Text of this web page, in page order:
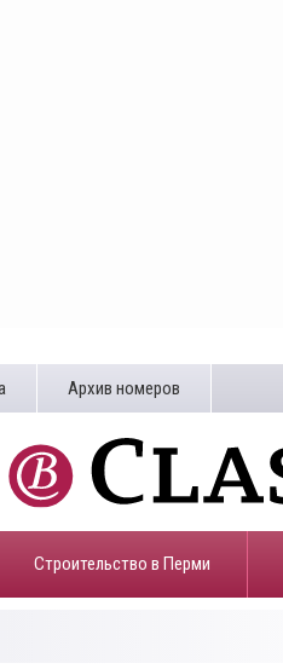
Архив номеров
Строительство в Перми